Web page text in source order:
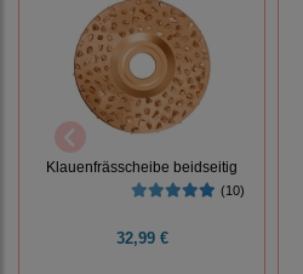
Klauenfrässcheibe beidseitig
(10)
32,99 €